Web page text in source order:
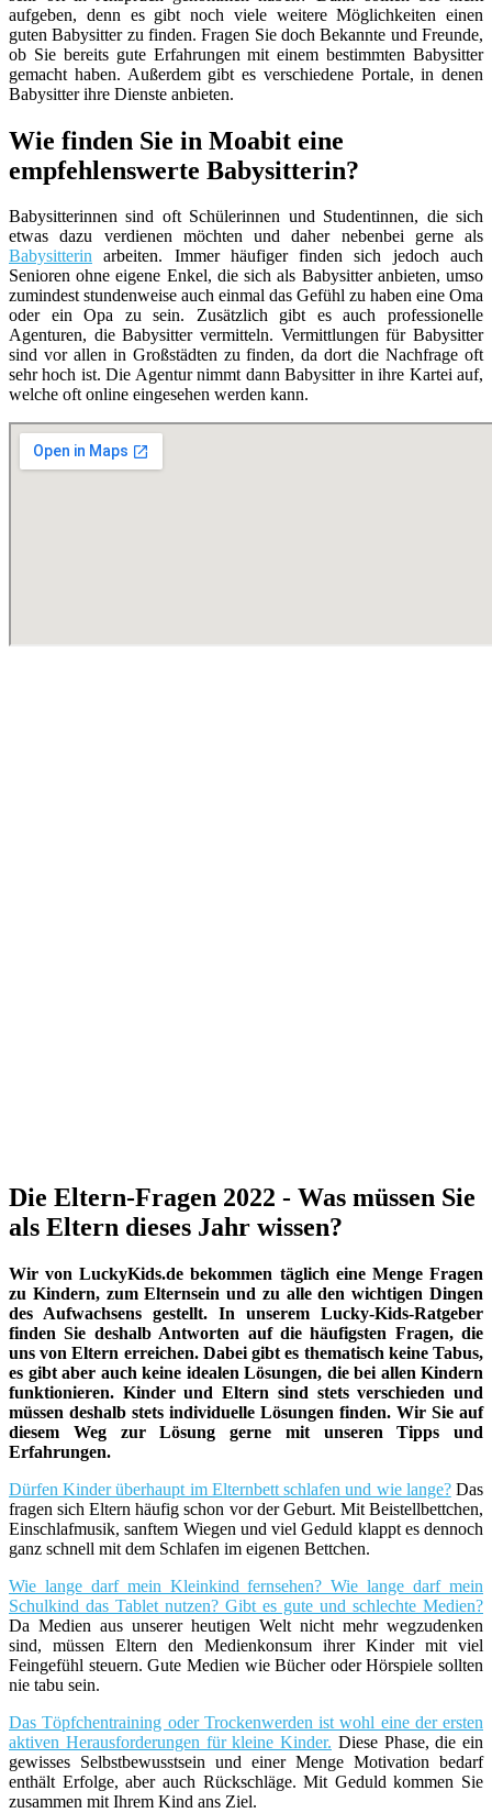
aufgeben, denn es gibt noch viele weitere Möglichkeiten einen
guten Babysitter zu finden. Fragen Sie doch Bekannte und Freunde,
ob Sie bereits gute Erfahrungen mit einem bestimmten Babysitter
gemacht haben. Außerdem gibt es verschiedene Portale, in denen
Babysitter ihre Dienste anbieten.
Wie finden Sie in Moabit eine
empfehlenswerte Babysitterin?
Babysitterinnen sind oft Schülerinnen und Studentinnen, die sich
etwas dazu verdienen möchten und daher nebenbei gerne als
Babysitterin arbeiten. Immer häufiger finden sich jedoch auch
Senioren ohne eigene Enkel, die sich als Babysitter anbieten, umso
zumindest stundenweise auch einmal das Gefühl zu haben eine Oma
oder ein Opa zu sein. Zusätzlich gibt es auch professionelle
Agenturen, die Babysitter vermitteln. Vermittlungen für Babysitter
sind vor allen in Großstädten zu finden, da dort die Nachfrage oft
sehr hoch ist. Die Agentur nimmt dann Babysitter in ihre Kartei auf,
welche oft online eingesehen werden kann.
Die Eltern-Fragen 2022 - Was müssen Sie
als Eltern dieses Jahr wissen?
Wir von LuckyKids.de bekommen täglich eine Menge Fragen
zu Kindern, zum Elternsein und zu alle den wichtigen Dingen
des Aufwachsens gestellt. In unserem Lucky-Kids-Ratgeber
finden Sie deshalb Antworten auf die häufigsten Fragen, die
uns von Eltern erreichen. Dabei gibt es thematisch keine Tabus,
es gibt aber auch keine idealen Lösungen, die bei allen Kindern
funktionieren. Kinder und Eltern sind stets verschieden und
müssen deshalb stets individuelle Lösungen finden. Wir Sie auf
diesem Weg zur Lösung gerne mit unseren Tipps und
Erfahrungen.
Dürfen Kinder überhaupt im Elternbett schlafen und wie lange?Das
fragen sich Eltern häufig schon vor der Geburt. Mit Beistellbettchen,
Einschlafmusik, sanftem Wiegen und viel Geduld klappt es dennoch
ganz schnell mit dem Schlafen im eigenen Bettchen.
Wie lange darf mein Kleinkind fernsehen? Wie lange darf mein
Schulkind das Tablet nutzen? Gibt es gute und schlechte Medien?
Da Medien aus unserer heutigen Welt nicht mehr wegzudenken
sind, müssen Eltern den Medienkonsum ihrer Kinder mit viel
Feingefühl steuern. Gute Medien wie Bücher oder Hörspiele sollten
nie tabu sein.
Das Töpfchentraining oder Trockenwerden ist wohl eine der ersten
aktiven Herausforderungen für kleine Kinder. Diese Phase, die ein
gewisses Selbstbewusstsein und einer Menge Motivation bedarf
enthält Erfolge, aber auch Rückschläge. Mit Geduld kommen Sie
zusammen mit Ihrem Kind ans Ziel.